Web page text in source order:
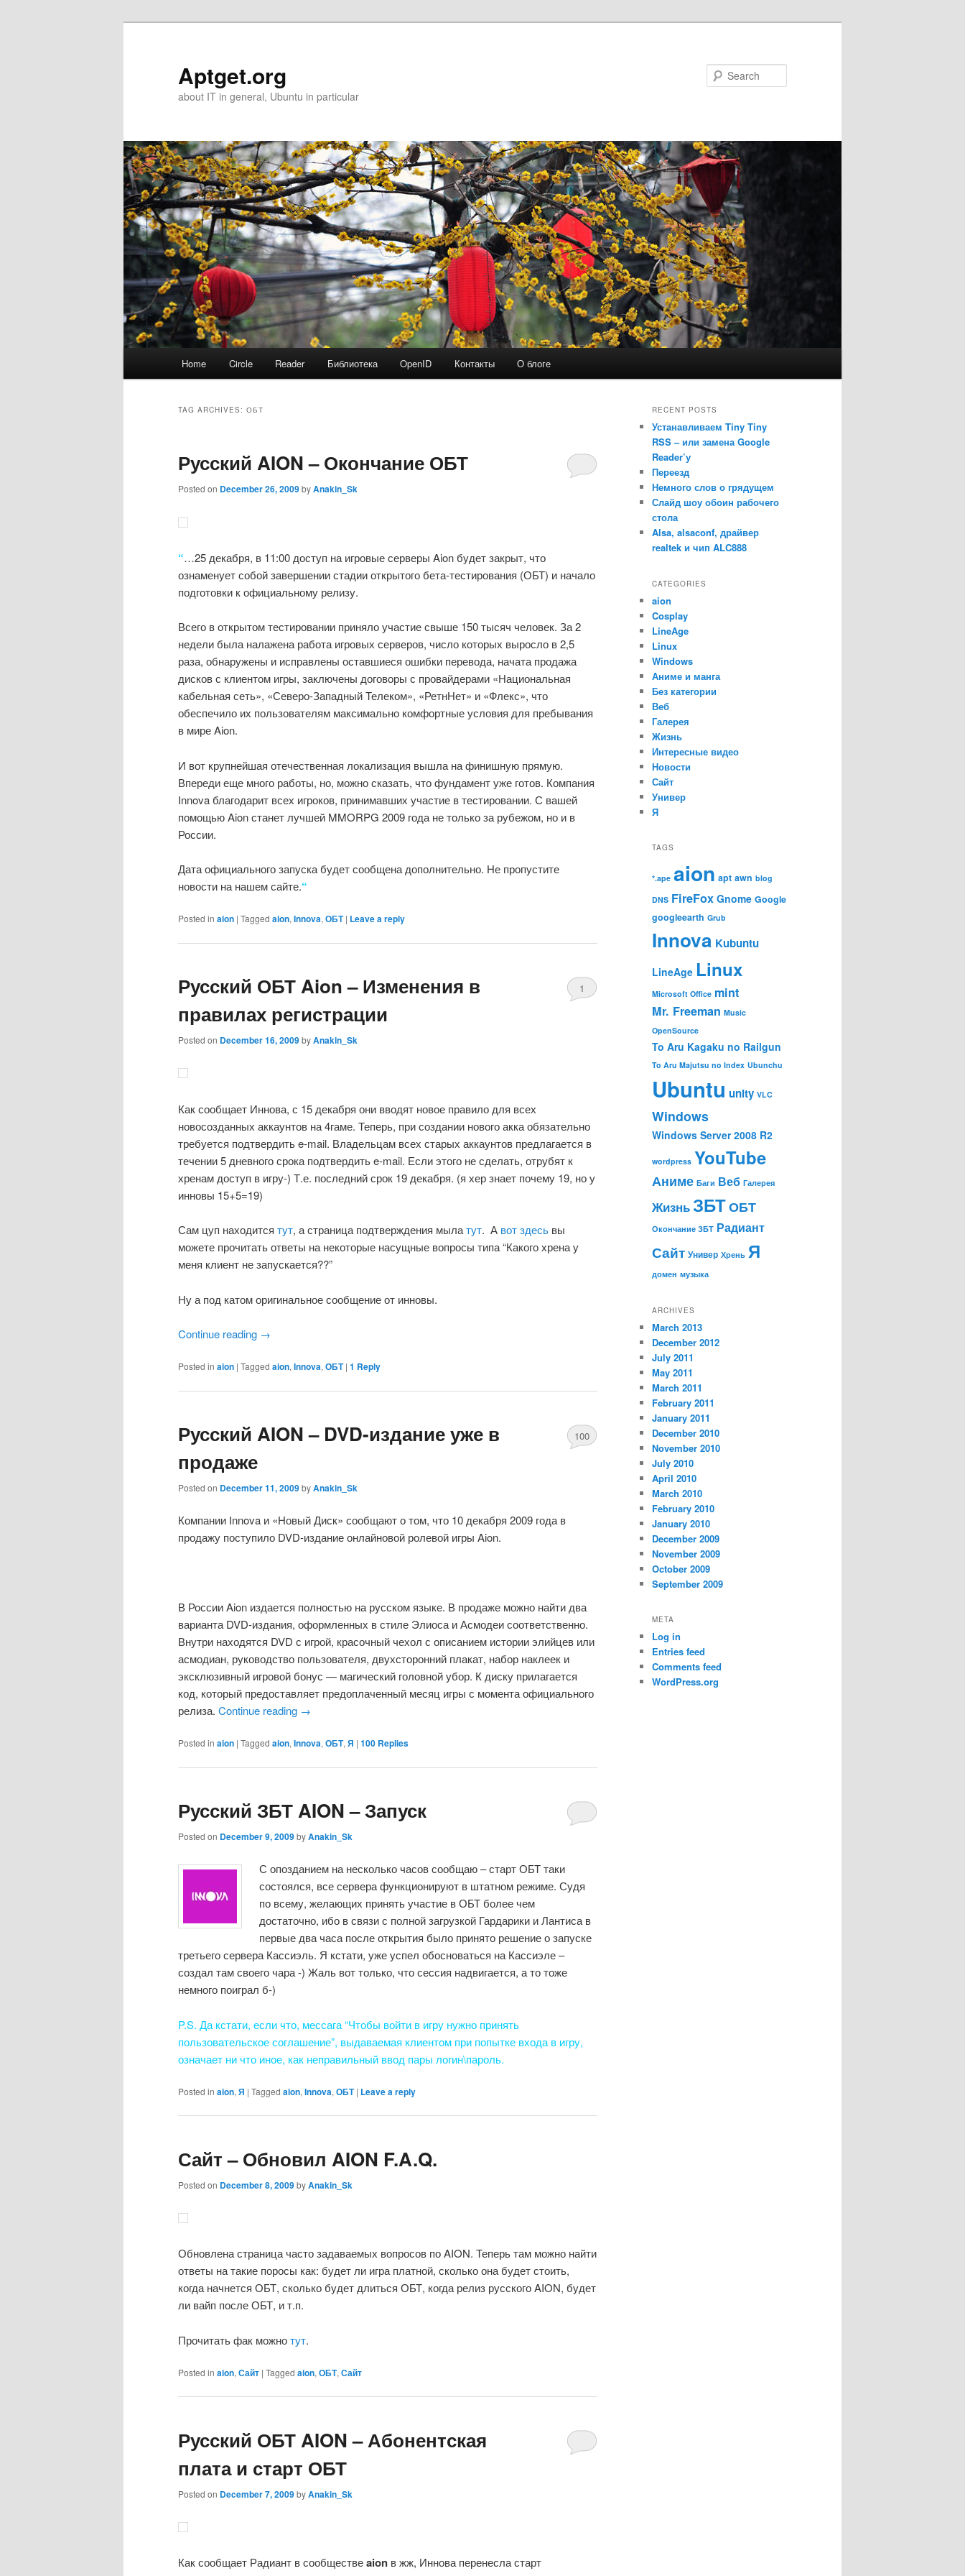
Aptget.org
about IT in general, Ubuntu in particular
Home Circle Reader Библиотека OpenID Контакты О блоге
TAG ARCHIVES: ОБТ
Русский AION – Окончание ОБТ
Posted on December 26, 2009byAnakin_Sk
“…25 декабря, в 11:00 доступ на игровые серверы Aion будет закрыт, что
ознаменует собой завершении стадии открытого бета-тестирования (ОБТ) и начало
подготовки к официальному релизу.
Всего в открытом тестировании приняло участие свыше 150 тысяч человек. За 2
недели была налажена работа игровых серверов, число которых выросло в 2,5
раза, обнаружены и исправлены оставшиеся ошибки перевода, начата продажа
дисков с клиентом игры, заключены договоры с провайдерами «Национальная
кабельная сеть», «Северо-Западный Телеком», «РетнНет» и «Флекс», что
обеспечило их пользователям максимально комфортные условия для пребывания
в мире Aion.
И вот крупнейшая отечественная локализация вышла на финишную прямую.
Впереди еще много работы, но, можно сказать, что фундамент уже готов. Компания
Innova благодарит всех игроков, принимавших участие в тестировании. С вашей
помощью Aion станет лучшей MMORPG 2009 года не только за рубежом, но и в
России.
Дата официального запуска будет сообщена дополнительно. Не пропустите
новости на нашем сайте.“
Posted in aion | Tagged aion,Innova,ОБТ | Leave a reply
Русский ОБТ Aion – Изменения в
правилах регистрации
Posted on December 16, 2009byAnakin_Sk
1
Как сообщает Иннова, с 15 декабря они вводят новое правило для всех
новосозданных аккаунтов на 4гаме. Теперь, при создании нового акка обязательно
требуется подтвердить e-mail. Владельцам всех старых аккаунтов предлагается в
течении 5 дневного срока подтвердить e-mail. Если этого не сделать, отрубят к
хренам доступ в игру-) Т.е. последний срок 19 декабря. (я хер знает почему 19, но у
инновы 15+5=19)
Сам цуп находится тут, а страница подтверждения мылатут. А вот здесь вы
можете прочитать ответы на некоторые насущные вопросы типа “Какого хрена у
меня клиент не запускается??”
Ну а под катом оригинальное сообщение от инновы.
Continue reading →
Posted in aion | Tagged aion, Innova, ОБТ | 1 Reply
Русский AION – DVD-издание уже в
продаже
Posted on December 11, 2009byAnakin_Sk
100
Компании Innova и «Новый Диск» сообщают о том, что 10 декабря 2009 года в
продажу поступило DVD-издание онлайновой ролевой игры Aion.
В России Aion издается полностью на русском языке. В продаже можно найти два
варианта DVD-издания, оформленных в стиле Элиоса и Асмодеи соответственно.
Внутри находятся DVD с игрой, красочный чехол с описанием истории элийцев или
асмодиан, руководство пользователя, двухсторонний плакат, набор наклеек и
эксклюзивный игровой бонус — магический головной убор. К диску прилагается
код, который предоставляет предоплаченный месяц игры с момента официального
релиза. Continue reading →
Posted in aion | Tagged aion, Innova, ОБТ, Я | 100 Replies
Русский ЗБТ AION – Запуск
Posted on December 9, 2009byAnakin_Sk
С опозданием на несколько часов сообщаю – старт ОБТ таки
состоялся, все сервера функционируют в штатном режиме. Судя
по всему, желающих принять участие в ОБТ более чем
достаточно, ибо в связи с полной загрузкой Гардарики и Лантиса в
первые два часа после открытия было принято решение о запуске
третьего сервера Кассиэль. Я кстати, уже успел обосноваться на Кассиэле –
создал там своего чара -) Жаль вот только, что сессия надвигается, а то тоже
немного поиграл б-)
P.S. Да кстати, если что, мессага “Чтобы войти в игру нужно принять
пользовательское соглашение”, выдаваемая клиентом при попытке входа в игру,
означает ни что иное, как неправильный ввод пары логин\пароль.
Posted in aion, Я | Tagged aion, Innova, ОБТ | Leave a reply
Сайт – Обновил AION F.A.Q.
Posted on December 8, 2009byAnakin_Sk
Обновлена страница часто задаваемых вопросов по AION. Теперь там можно найти
ответы на такие поросы как: будет ли игра платной, сколько она будет стоить,
когда начнется ОБТ, сколько будет длиться ОБТ, когда релиз русского AION, будет
ли вайп после ОБТ, и т.п.
Прочитать фак можнотут.
Posted in aion, Сайт | Tagged aion, ОБТ, Сайт
Русский ОБТ AION – Абонентская
плата и старт ОБТ
Posted on December 7, 2009byAnakin_Sk
Как сообщает Радиант в сообществеaion в жж, Иннова перенесла старт
RECENT POSTS
Устанавливаем Tiny Tiny
RSS – или замена Google
Reader’у
Переезд
Немного слов о грядущем
Слайд шоу обоин рабочего
стола
Alsa, alsaconf, драйвер
realtek и чип ALC888
CATEGORIES
aion
Cosplay
LineAge
Linux
Windows
Аниме и манга
Без категории
Веб
Галерея
Жизнь
Интересные видео
Новости
Сайт
Универ
Я
TAGS
*.ape aion apt awn blog
DNS FireFox Gnome Google
googleearth Grub
Innova Kubuntu
LineAge Linux
Microsoft Office mint
Mr. Freeman Music
OpenSource
To Aru Kagaku no Railgun
To Aru Majutsu no Index Ubunchu
Ubuntu unity VLC
Windows
Windows Server 2008 R2
wordpress YouTube
Аниме Баги Веб Галерея
ЖизньЗБТОБТ
Окончание ЗБТ Радиант
Сайт Универ Хрень Я
домен музыка
ARCHIVES
March 2013
December 2012
July 2011
May 2011
March 2011
February 2011
January 2011
December 2010
November 2010
July 2010
April 2010
March 2010
February 2010
January 2010
December 2009
November 2009
October 2009
September 2009
META
Log in
Entries feed
Comments feed
WordPress.org